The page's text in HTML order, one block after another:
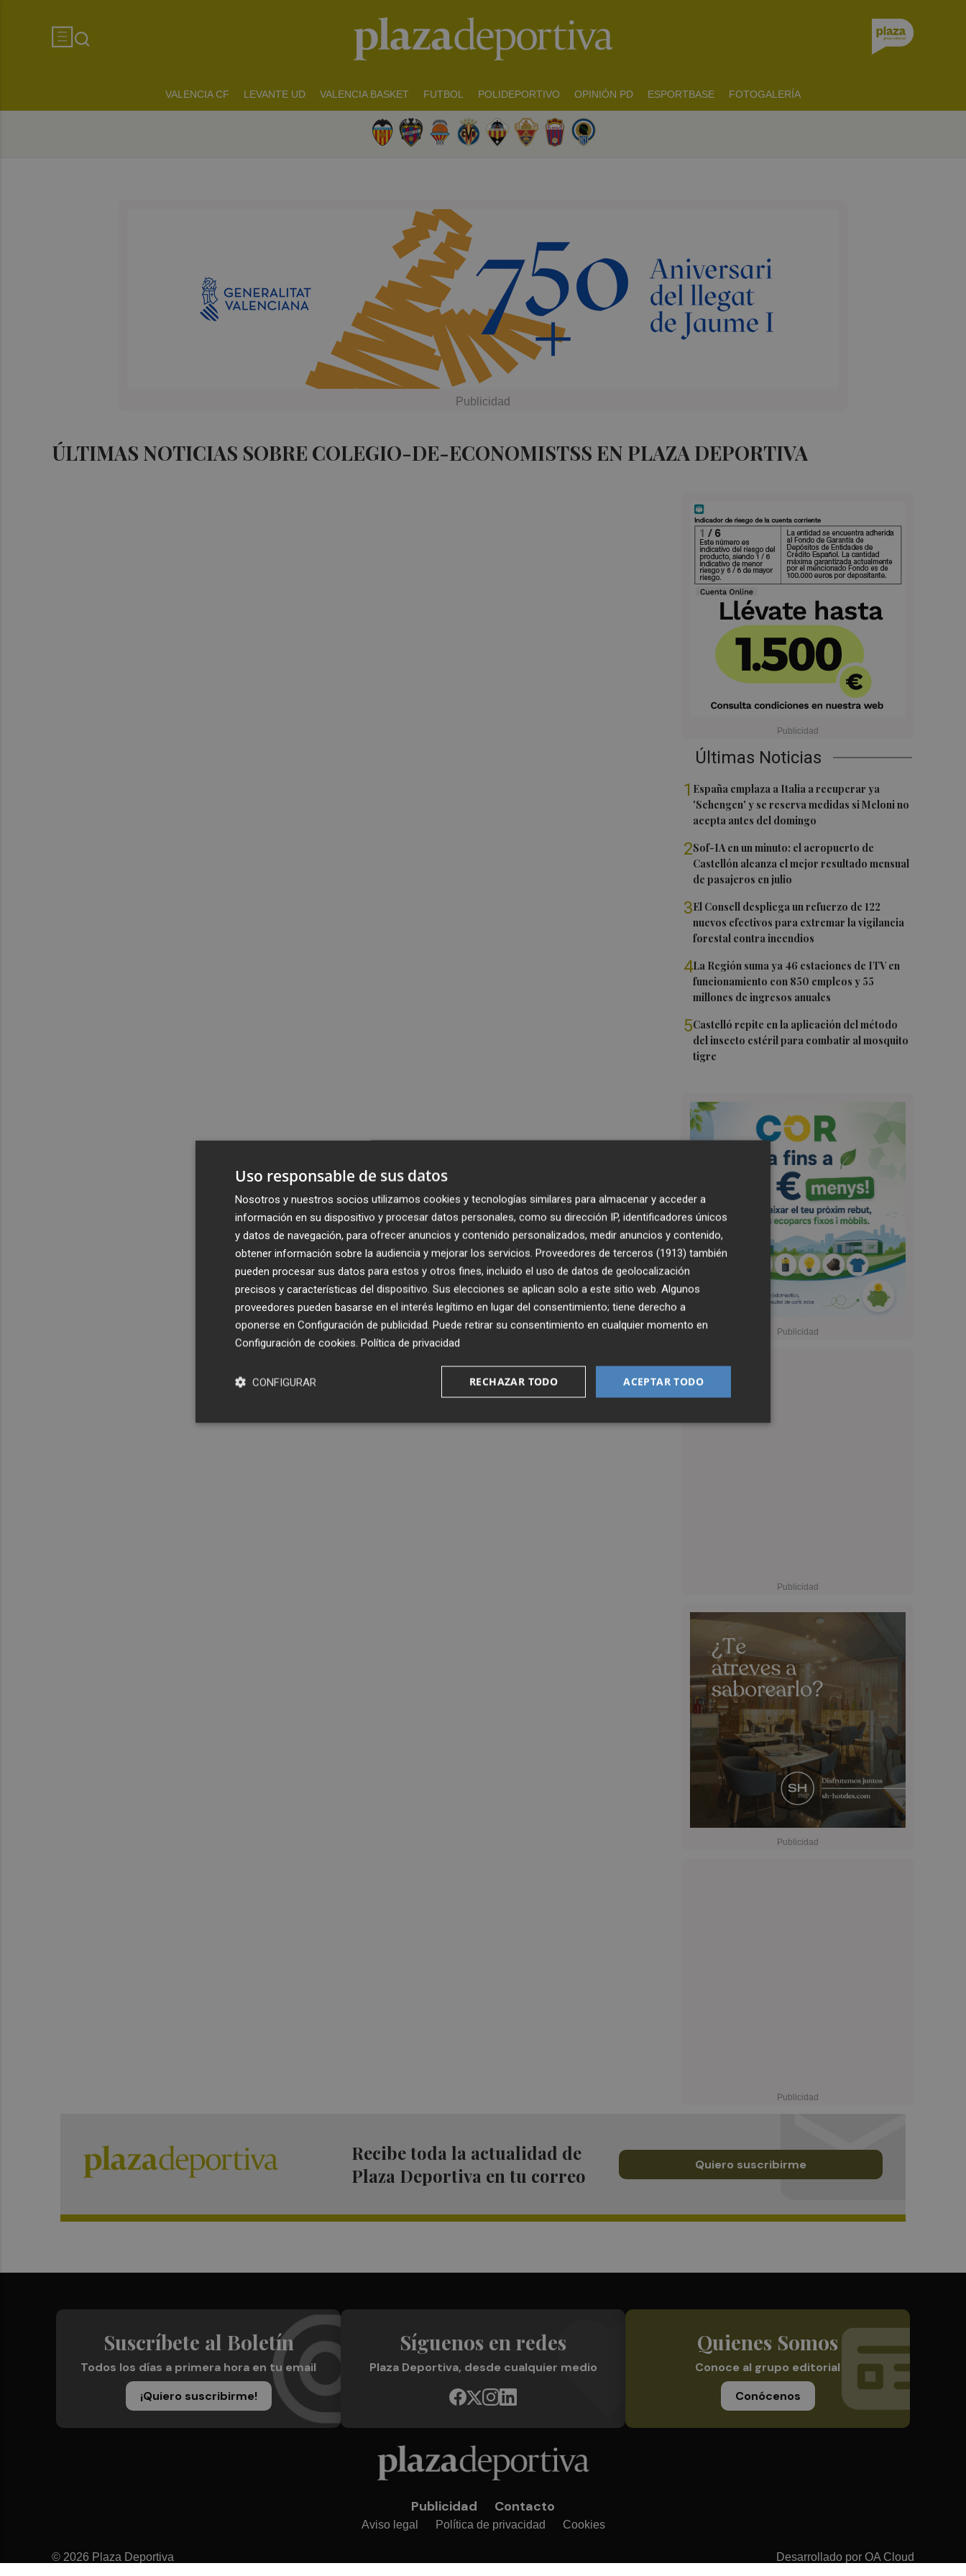
VALENCIA CF LEVANTE UD VALENCIA BASKET FUTBOL POLIDEPORTIVO OPINIÓN PD ESPORTBASE FOTOGALERÍA
ÚLTIMAS NOTICIAS SOBRE COLEGIO-DE-ECONOMISTSS EN PLAZA DEPORTIVA
Últimas Noticias
1 España emplaza a Italia a recuperar ya
'Schengen' y se reserva medidas si Meloni no
acepta antes del domingo
2Sof-IA en un minuto: el aeropuerto de
Castellón alcanza el mejor resultado mensual
de pasajeros en julio
3El Consell despliega un refuerzo de 122
nuevos efectivos para extremar la vigilancia
forestal contra incendios
4La Región suma ya 46 estaciones de ITV en
funcionamiento con 850 empleos y 55
millones de ingresos anuales
5Castelló repite en la aplicación del método
del insecto estéril para combatir al mosquito
tigre
Recibe toda la actualidad de
Plaza Deportiva en tu correo
Quiero suscribirme
Suscríbete al Boletín
Todos los días a primera hora en tu email
¡Quiero suscribirme!
Síguenos en redes
Plaza Deportiva, desde cualquier medio
Quienes Somos
Conoce al grupo editorial
Conócenos
Publicidad Contacto
Aviso legal Política de privacidad Cookies
© 2026 Plaza Deportiva Desarrollado por OA Cloud
Uso responsable de sus datos
Nosotros y nuestros socios utilizamos cookies y tecnologías similares para almacenar y acceder a
información en su dispositivo y procesar datos personales, como su dirección IP, identificadores únicos
y datos de navegación, para ofrecer anuncios y contenido personalizados, medir anuncios y contenido,
obtener información sobre la audiencia y mejorar los servicios. Proveedores de terceros (1913) también
pueden procesar sus datos para estos y otros fines, incluido el uso de datos de geolocalización
precisos y características del dispositivo. Sus elecciones se aplican solo a este sitio web. Algunos
proveedores pueden basarse en el interés legítimo en lugar del consentimiento; tiene derecho a
oponerse en Configuración de publicidad. Puede retirar su consentimiento en cualquier momento en
Configuración de cookies. Política de privacidad
ACEPTAR TODO
RECHAZAR TODO
CONFIGURAR